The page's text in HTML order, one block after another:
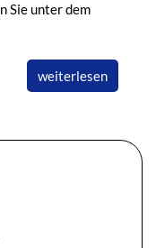
Sie unter dem
weiterlesen